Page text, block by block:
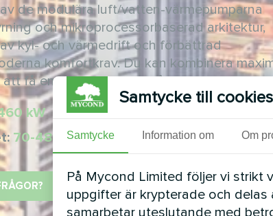
de modulära luft/vatten-värmepumparna
och mikroprocessorbaserad arkitektur,
kyl- och värmedrift och förbättrad
komfortkrav. Du kan kombinera
att få en total kapacitet på 66 kW till 3680
kW
70-485 kW
Samtycke till cookies
Samtycke Information om Om
På Mycond Limited följer vi strikt
uppgifter är krypterade och
samarbetar uteslutande med